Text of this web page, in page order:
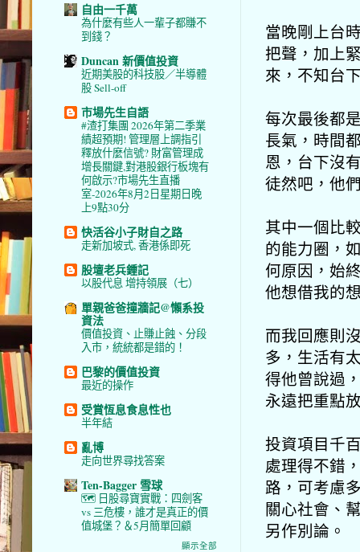
當晚剛上台
把聲，加上
來，不知台
每次最後都
長氣，時間
恩，台下沒
徒然吧，他
其中一個比
的能力圈，
何原因，始
他想借我的
而我回應則
多，生活有
得他曾說過
永遠把重點
投資項目千
處理得不錯
路，可考慮
關心社會、
另作別論。
自由一千萬
為什麼有些人一輩子都賺不
到錢？
Duncan 新價值投資
近期美股的科技股／半導體
股 Sell-off
市場先生自語
#渣打集團 2026年第二季業
績超預期! 管理層上調指引
釋放什麼信號? 財富管理成
增長關鍵,對港股銀行板塊有
何啟示?市場先生直播
室-2026年8月2日星期日晚
上9點30分
快活谷小子財自之路
走新加坡式, 香港係即死
股壇老兵鍾記
以股代息 增持領展（七）
單親爸爸撞牆記@懶系投
資法
價值投資、止賺止蝕、分段
入市，統統都是錯的！
巴黎的價值投資
最近的操作
受賞恆息食息性也
半年結
亂博
走向世界尋找答案
Ten-Bagger 雪球
🗺️ 日股尋寶實戰：四劍客
vs 三危樓，誰才是真正的價
值城堡？＆5月簡單回顧
顯示全部